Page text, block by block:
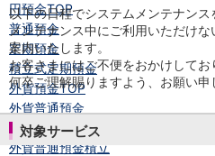
円預金TOP
普通預金
定期預金
積立式定期預金
外貨預金TOP
外貨普通預金
外貨定期預金
外貨普通預金積立
以下の日程でシステムメンテナンス
メンテナンス中にご利用いただけ
案内いたします。
お客さまにはご不便をおかけしてお
何卒ご理解賜りますよう、お願い申
対象サービス